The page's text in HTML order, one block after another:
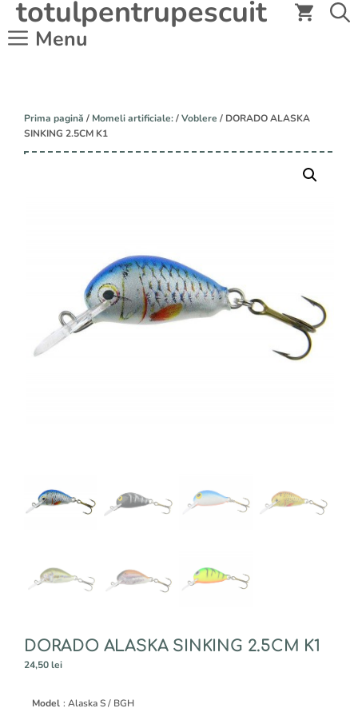
conținut
totulpentrupescuit
Menu
Prima pagină / Momeli artificiale:/Voblere / DORADO ALASKA
SINKING 2.5CM K1
DORADO ALASKA SINKING 2.5CM K1
24,50lei
Model : Alaska S / BGH